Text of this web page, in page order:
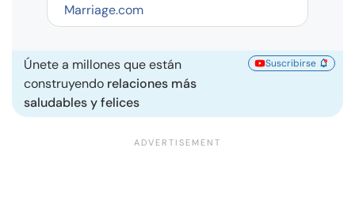
Marriage.com
Únete a millones que están
construyendo relaciones más
saludables y felices
Suscribirse